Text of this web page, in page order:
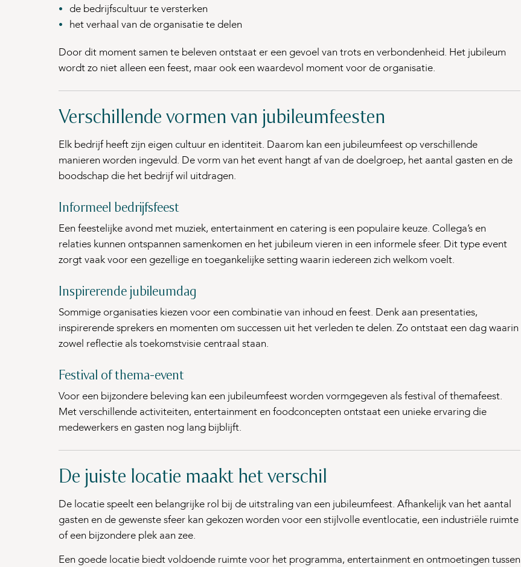
de bedrijfscultuur te versterken
het verhaal van de organisatie te delen
Door dit moment samen te beleven ontstaat er een gevoel van trots en verbondenheid. Het jubileum
wordt zo niet alleen een feest, maar ook een waardevol moment voor de organisatie.
Verschillende vormen van jubileumfeesten
Elk bedrijf heeft zijn eigen cultuur en identiteit. Daarom kan een jubileumfeest op verschillende
manieren worden ingevuld. De vorm van het event hangt af van de doelgroep, het aantal gasten en de
boodschap die het bedrijf wil uitdragen.
Informeel bedrijfsfeest
Een feestelijke avond met muziek, entertainment en catering is een populaire keuze. Collega’s en
relaties kunnen ontspannen samenkomen en het jubileum vieren in een informele sfeer. Dit type event
zorgt vaak voor een gezellige en toegankelijke setting waarin iedereen zich welkom voelt.
Inspirerende jubileumdag
Sommige organisaties kiezen voor een combinatie van inhoud en feest. Denk aan presentaties,
inspirerende sprekers en momenten om successen uit het verleden te delen. Zo ontstaat een dag waarin
zowel reflectie als toekomstvisie centraal staan.
Festival of thema-event
Voor een bijzondere beleving kan een jubileumfeest worden vormgegeven als festival of themafeest.
Met verschillende activiteiten, entertainment en foodconcepten ontstaat een unieke ervaring die
medewerkers en gasten nog lang bijblijft.
De juiste locatie maakt het verschil
De locatie speelt een belangrijke rol bij de uitstraling van een jubileumfeest. Afhankelijk van het aantal
gasten en de gewenste sfeer kan gekozen worden voor een stijlvolle eventlocatie, een industriële ruimte
of een bijzondere plek aan zee.
Een goede locatie biedt voldoende ruimte voor het programma, entertainment en ontmoetingen tussen